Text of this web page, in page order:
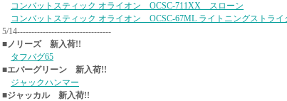
コンバットスティック オライオン OCSC-711XX スローン
コンバットスティック オライオン OCSC-67ML ライトニングストライ
5/14---------------------------------
■ノリーズ 新入荷!!
タフバグ65
■エバーグリーン 新入荷!!
ジャックハンマー
■ジャッカル 新入荷!!